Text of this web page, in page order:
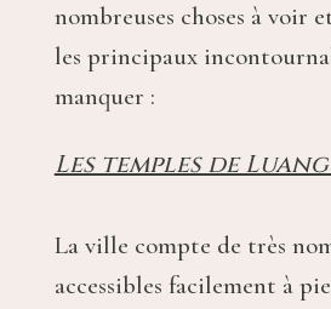
nombreuses choses à voir
les principaux
manquer :
Les temples de
La ville compte de très
accessibles facilement à